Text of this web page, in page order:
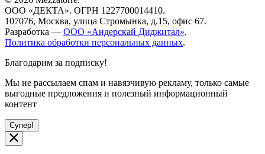
ООО «ДЕКТА». ОГРН 1227700014410.
107076, Москва, улица Стромынка, д.15, офис 67.
Разработка — ООО «Андерскай Диджитал».
Политика обработки персональных данных.
Благодарим за подписку!
Мы не рассылаем спам и навязчивую рекламу, только самые
выгодные предложения и полезный информационный
контент
Супер!